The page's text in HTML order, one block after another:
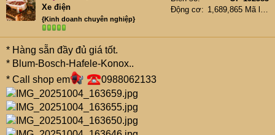
Xe điện
{Kinh doanh chuyên nghiệp}
Động cơ
1,689,865 Mã lực
* Hàng sẵn đầy đủ giá tốt.
* Blum-Bosch-Hafele-Konox..
* Call shop em
0988062133